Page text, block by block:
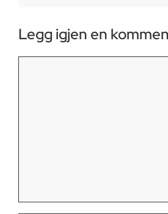
Legg igjen en